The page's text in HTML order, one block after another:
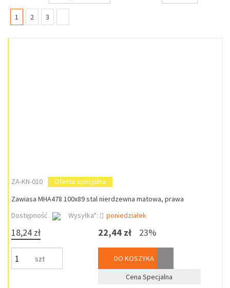
1 (current)
2 3
ZA-KN-010
Oferta specjalna
Zawiasa MHA478 100x89 stal nierdzewna matowa, prawa
Dostępność
Wysyłka*: poniedziałek
18,24 zł
szt
22,44 zł 23%
DO KOSZYKA
Cena Specjalna